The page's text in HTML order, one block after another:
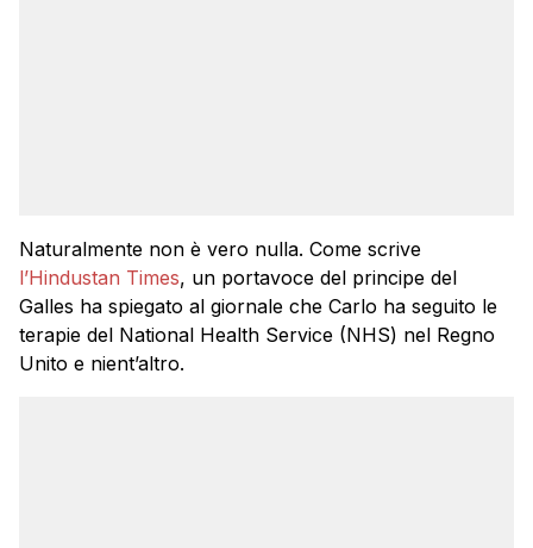
Naturalmente non è vero nulla. Come scrive
l’Hindustan Times, un portavoce del principe del
Galles ha spiegato al giornale che Carlo ha seguito le
terapie del National Health Service (NHS) nel Regno
Unito e nient’altro.